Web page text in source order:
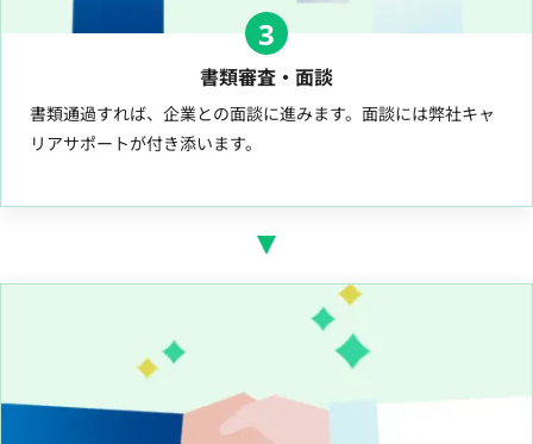
3
書類審査・面談
書類通過すれば、企業との面談に進みます。面談には弊社キャ
リアサポートが付き添います。